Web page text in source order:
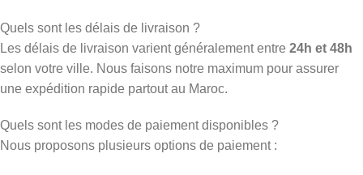
Quels sont les délais de livraison ?
Les délais de livraison varient généralement entre 24h et 48h
selon votre ville. Nous faisons notre maximum pour assurer
une expédition rapide partout au Maroc.
Quels sont les modes de paiement disponibles ?
Nous proposons plusieurs options de paiement :